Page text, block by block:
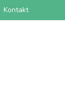
Kontakt